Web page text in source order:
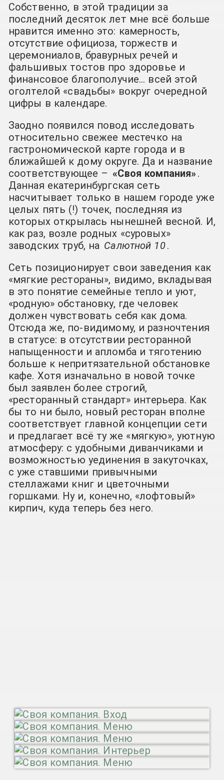
Собственно, в этой традиции за
последний десяток лет мне всё больше
нравится именно это: камерность,
отсутствие официоза, торжеств и
церемониалов, бравурных речей и
фальшивых тостов про здоровье и
финансовое благополучие… всей этой
оголтелой «свадьбы» вокруг очередной
цифры в календаре.
Заодно появился повод исследовать
относительно свежее местечко на
гастрономической карте города и в
ближайшей к дому округе. Да и название
соответствующее – «Своя компания» .
Данная екатеринбургская сеть
насчитывает только в нашем городе уже
целых пять (!) точек, последняя из
которых открылась нынешней весной. И,
как раз, возле родных «суровых»
заводских труб, на Салютной 10.
Сеть позиционирует свои заведения как
«мягкие рестораны», видимо, вкладывая
в это понятие семейные тепло и уют,
«родную» обстановку, где человек
должен чувствовать себя как дома.
Отсюда же, по-видимому, и разночтения
в статусе: в отсутствии ресторанной
напыщенности и апломба и тяготению
больше к непритязательной обстановке
кафе. Хотя изначально в новой точке
был заявлен более строгий,
«ресторанный стандарт» интерьера. Как
бы то ни было, новый ресторан вполне
соответствует главной концепции сети
и предлагает всё ту же «мягкую», уютную
атмосферу: с удобными диванчиками и
возможностью уединения в закуточках,
с уже ставшими привычными
стеллажами книг и цветочными
горшками. Ну и, конечно, «лофтовый»
кирпич, куда теперь без него.